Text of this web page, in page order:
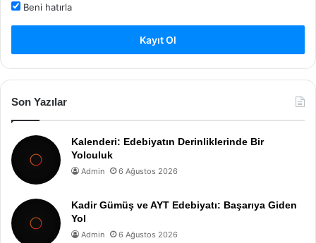
Beni hatırla
Kayıt Ol
Son Yazılar
Kalenderi: Edebiyatın Derinliklerinde Bir
Yolculuk
Admin 6 Ağustos 2026
Kadir Gümüş ve AYT Edebiyatı: Başarıya Giden
Yol
Admin 6 Ağustos 2026